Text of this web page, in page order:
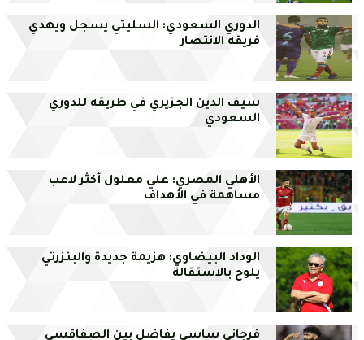
الدوري السعودي: السليتي يسجل ويهدي
فريقه الانتصار
سيف الدين الجزيري في طريقه للدوري
السعودي
الأهلي المصري: علي معلول أكثر لاعب
مساهمة في الأهداف
الوداد البيضاوي: هزيمة جديدة والبنزرتي
يلوح بالاستقالة
فرجاني ساسي يفاضل بين الصفاقسي